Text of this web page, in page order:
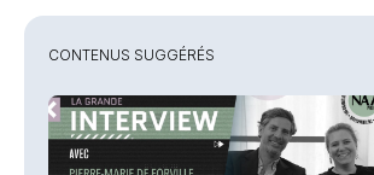
CONTENUS SUGGÉRÉS